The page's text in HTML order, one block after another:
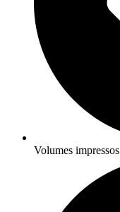
Volumes impressos